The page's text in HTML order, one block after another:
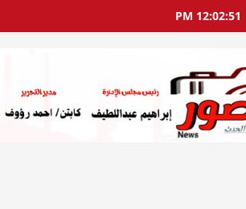
12:02:52 PM